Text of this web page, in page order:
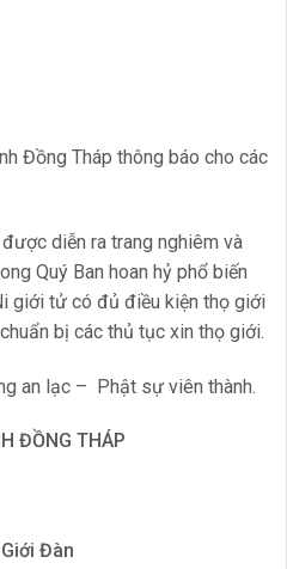
Đồng Tháp thông báo cho các
diễn ra trang nghiêm và
Quý Ban hoan hỷ phổ biến
giới tử có đủ điều kiện thọ giới
bị các thủ tục xin thọ giới.
an lạc – Phật sự viên thành.
ĐỒNG THÁP
Đàn